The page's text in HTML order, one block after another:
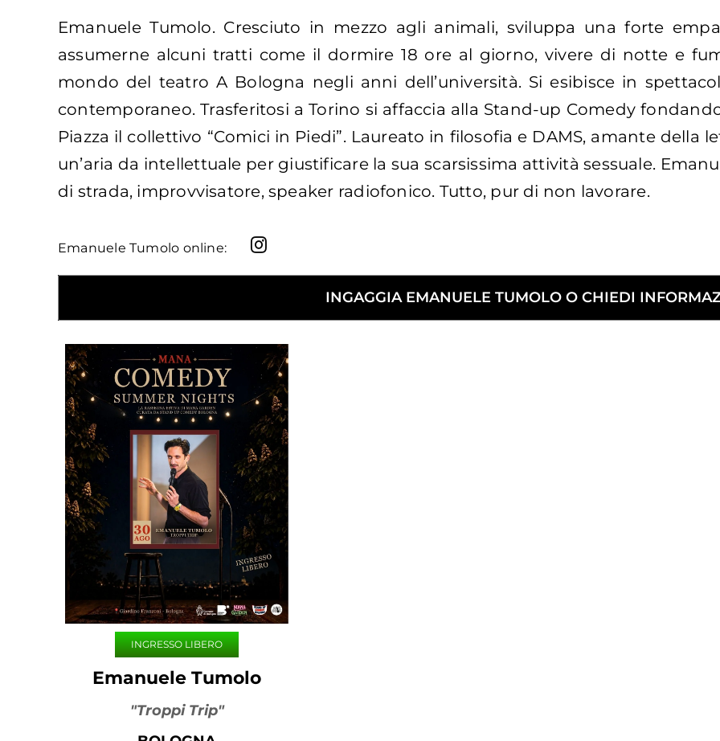
Emanuele Tumolo. Cresciuto in mezzo agli animali, sviluppa una forte
assumerne alcuni tratti come il dormire 18 ore al giorno, vivere di notte e
mondo del teatro A Bologna negli anni dell’università. Si esibisce in
contemporaneo. Trasferitosi a Torino si affaccia alla Stand-up Comedy
Piazza il collettivo “Comici in Piedi”. Laureato in filosofia e DAMS, amante della
un’aria da intellettuale per giustificare la sua scarsissima attività sessuale.
di strada, improvvisatore, speaker radiofonico. Tutto, pur di non lavorare.
Emanuele Tumolo online:
INGAGGIA EMANUELE TUMOLO O CHIEDI
INGRESSO LIBERO
Emanuele Tumolo
"Troppi Trip"